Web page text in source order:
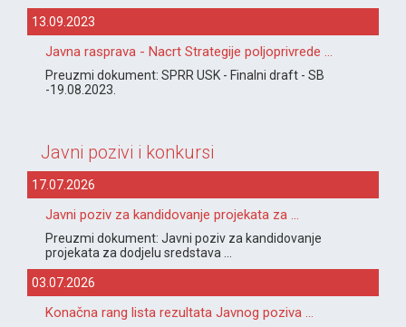
13.09.2023
Javna rasprava - Nacrt Strategije poljoprivrede ...
Preuzmi dokument: SPRR USK - Finalni draft - SB
-19.08.2023.
Javni pozivi i konkursi
17.07.2026
Javni poziv za kandidovanje projekata za ...
Preuzmi dokument: Javni poziv za kandidovanje
projekata za dodjelu sredstava ...
03.07.2026
Konačna rang lista rezultata Javnog poziva ...